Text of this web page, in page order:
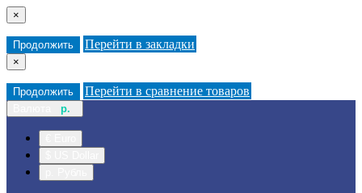
×
Продолжить Перейти в закладки
×
Продолжить Перейти в сравнение товаров
р.